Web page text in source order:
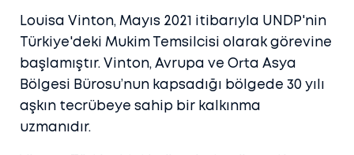
Louisa Vinton, Mayıs 2021 itibarıyla UNDP'nin
Türkiye'deki Mukim Temsilcisi olarak görevine
başlamıştır. Vinton, Avrupa ve Orta Asya
Bölgesi Bürosu’nun kapsadığı bölgede 30 yılı
aşkın tecrübeye sahip bir kalkınma
uzmanıdır.